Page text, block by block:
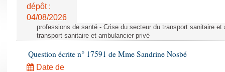
dépôt :
04/08/2026
professions de santé - Crise du secteur du transport sanitaire
transport sanitaire et ambulancier privé
Question écrite n° 17591 de Mme Sandrine Nosbé
Date de